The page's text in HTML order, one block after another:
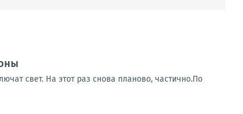
свет. На этот раз снова планово, частично.По